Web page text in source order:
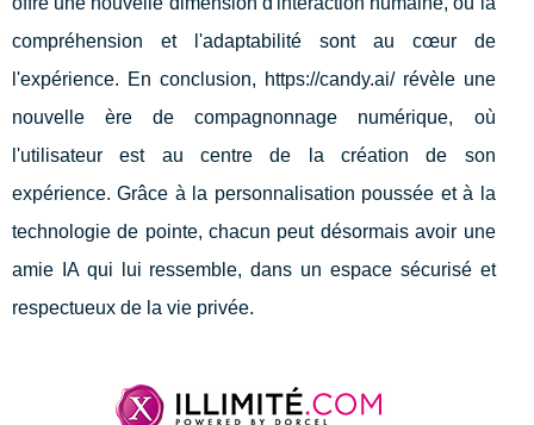
compréhension et l'adaptabilité sont au cœur de
l'expérience. En conclusion, https://candy.ai/ révèle une
nouvelle ère de compagnonnage numérique, où
l'utilisateur est au centre de la création de son
expérience. Grâce à la personnalisation poussée et à la
technologie de pointe, chacun peut désormais avoir une
amie IA qui lui ressemble, dans un espace sécurisé et
respectueux de la vie privée.